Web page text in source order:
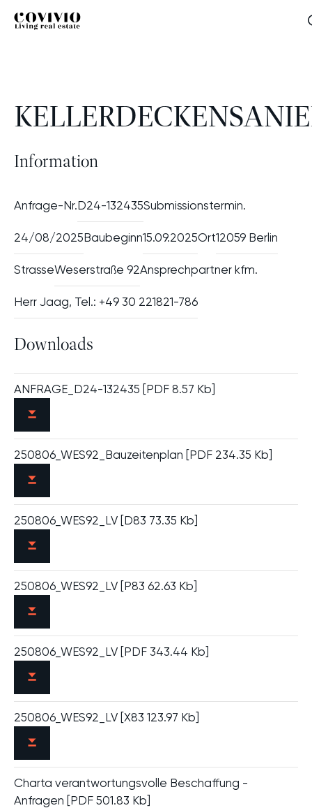
CovivioKellerdeckensanierung
Information
Anfrage-Nr.D24-132435Submissionstermin.
24/08/2025Baubeginn15.09.2025Ort12059 Berlin
StrasseWeserstraße 92Ansprechpartner kfm.
Herr Jaag, Tel.: +49 30 221821-786
Downloads
ANFRAGE_D24-132435 [PDF 8.57 Kb]
250806_WES92_Bauzeitenplan [PDF 234.35 Kb]
250806_WES92_LV [D83 73.35 Kb]
250806_WES92_LV [P83 62.63 Kb]
250806_WES92_LV [PDF 343.44 Kb]
250806_WES92_LV [X83 123.97 Kb]
Charta verantwortungsvolle Beschaffung -
Anfragen [PDF 501.83 Kb]